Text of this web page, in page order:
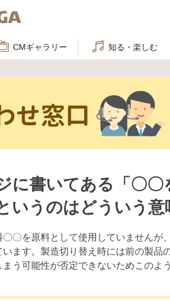
CMギャラリー 知る・楽しむ
せ窓口
に書いてある「〇
いうのはどういう意
〇を原料として使用していませんが
います。製造切り替え時には前の製
う可能性が否定できないためこのよ